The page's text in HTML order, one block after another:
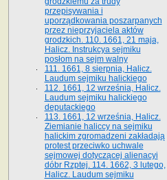
przepisywania i
uporządkowania poszarpanych
przez nieprzyjaciela aktów
grodzkich. 110. 1661, 21 maja,
Halicz. Instrukcya sejmiku
posłom na sejm walny
111. 1661, 8 sierpnia, Halicz.
Laudum sejmiku halickiego
112. 1661, 12 września, Halicz.
Laudum sejmiku halickiego
deputackiego
113. 1661, 12 września, Halicz.
Ziemianie haliccy na sejmiku
halickim zgromadzeni zakładają
protest przeciwko uchwale
sejmowej dotyczącej alienacyi
dóbr Rzptej. 114. 1662, 3 lutego,
Halicz. Laudum sejmiku